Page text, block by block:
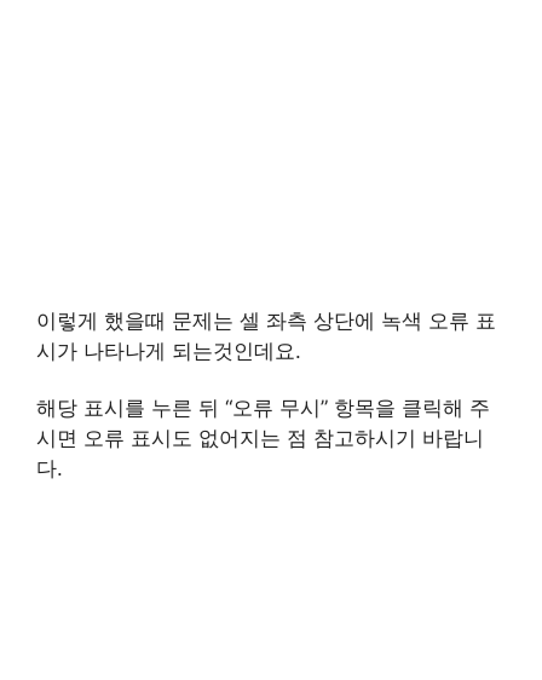
이렇게 했을때 문제는 셀 좌측 상단에 녹색 오류 표
시가 나타나게 되는것인데요.
해당 표시를 누른 뒤 “오류 무시” 항목을 클릭해 주
시면 오류 표시도 없어지는 점 참고하시기 바랍니
다.